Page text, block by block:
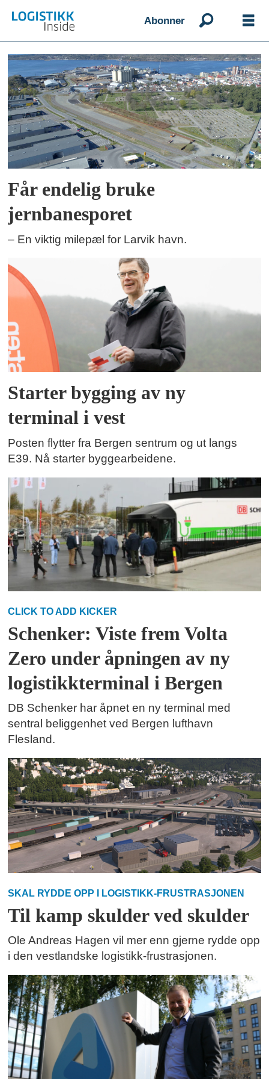
Abonner
Emne:
godsterminal
Får endelig bruke
jernbanesporet
– En viktig milepæl for Larvik havn.
Starter bygging av ny
terminal i vest
Posten flytter fra Bergen sentrum og ut langs
E39. Nå starter byggearbeidene.
CLICK TO ADD KICKER
Schenker: Viste frem Volta
Zero under åpningen av ny
logistikkterminal i Bergen
DB Schenker har åpnet en ny terminal med
sentral beliggenhet ved Bergen lufthavn
Flesland.
SKAL RYDDE OPP I LOGISTIKK-FRUSTRASJONEN
Til kamp skulder ved skulder
Ole Andreas Hagen vil mer enn gjerne rydde opp
i den vestlandske logistikk-frustrasjonen.